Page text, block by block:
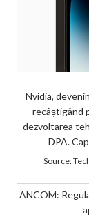
Nvidia,
recâștigând
dezvoltarea
DPA.
Source:
ANCOM: